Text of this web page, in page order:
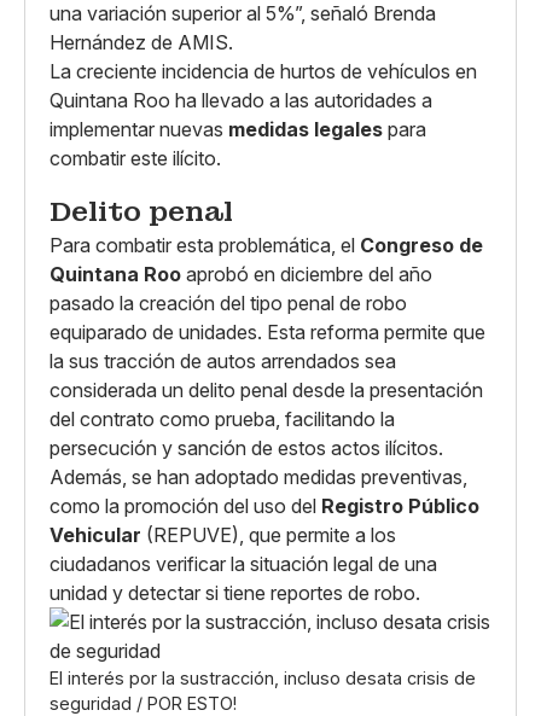
una variación superior al 5%”, señaló Brenda
Hernández de AMIS.
La creciente incidencia de hurtos de vehículos en
Quintana Roo ha llevado a las autoridades a
implementar nuevas medidas legales para
combatir este ilícito.
Delito penal
Para combatir esta problemática, el Congreso de
Quintana Roo aprobó en diciembre del año
pasado la creación del tipo penal de robo
equiparado de unidades. Esta reforma permite que
la sus tracción de autos arrendados sea
considerada un delito penal desde la presentación
del contrato como prueba, facilitando la
persecución y sanción de estos actos ilícitos.
Además, se han adoptado medidas preventivas,
como la promoción del uso del Registro Público
Vehicular (REPUVE), que permite a los
ciudadanos verificar la situación legal de una
unidad y detectar si tiene reportes de robo.
El interés por la sustracción, incluso desata crisis de
seguridad / POR ESTO!